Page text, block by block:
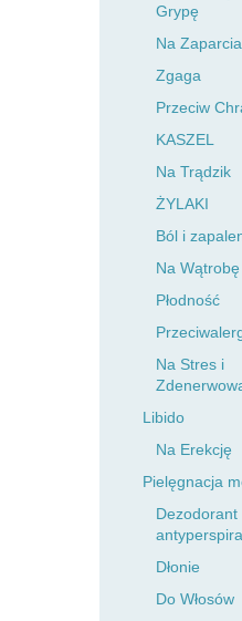
Grypę
Na Zaparcia
Zgaga
Przeciw
KASZEL
Na Trądzik
ŻYLAKI
Ból i
Na Wątrobę
Płodność
Na Stres i
Libido
Na Erekcję
Pielęgnacja
Dezodorant
Dłonie
Do Włosów